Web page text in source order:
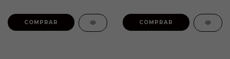
COMPRAR COMPRAR